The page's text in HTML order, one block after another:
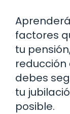
factores
tu
debes
tu
posible.